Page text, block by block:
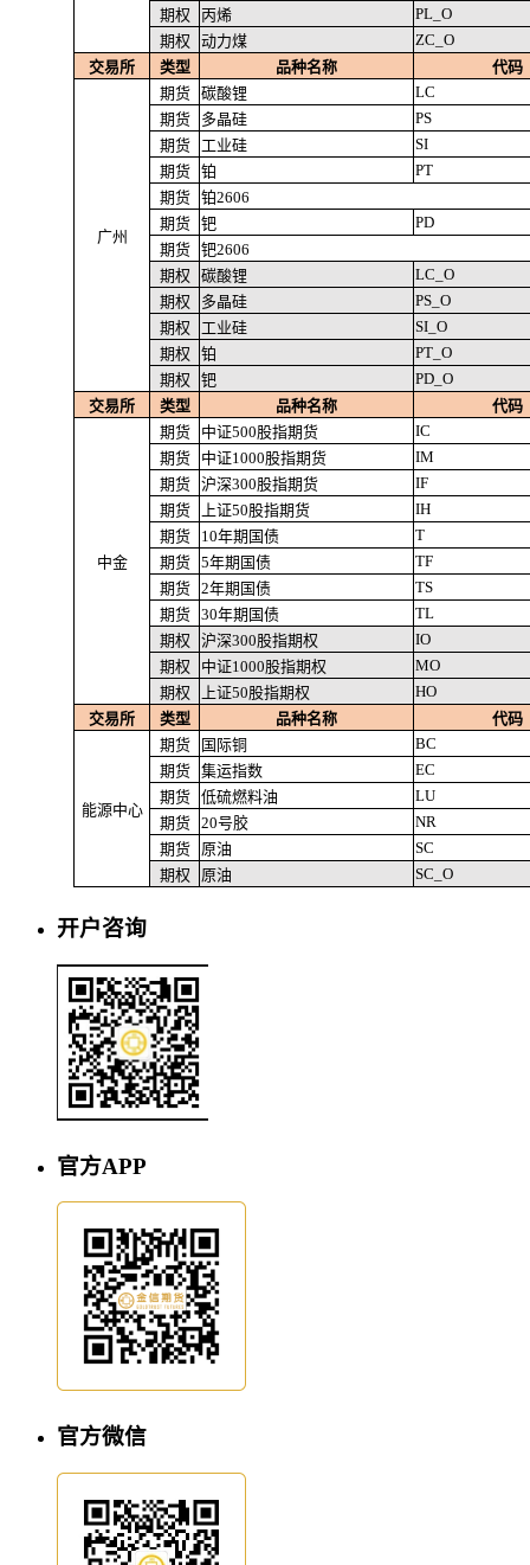
期权
丙烯
PL_O
期权
动力煤
ZC_O
交易所
类型 品种名称 代码
广州
期货 碳酸锂
LC
期货
多晶硅
PS
期货
工业硅
SI
期货
铂
PT
期货
铂2606
期货
钯
PD
期货
钯2606
期权
碳酸锂
LC_O
期权
多晶硅
PS_O
期权
工业硅
SI_O
期权
铂
PT_O
期权
钯
PD_O
交易所
类型 品种名称 代码
中金
期货 中证500股指期货
IC
期货
中证1000股指期货
IM
期货
沪深300股指期货
IF
期货
上证50股指期货
IH
期货
10年期国债
T
期货
5年期国债
TF
期货
2年期国债
TS
期货
30年期国债
TL
期权
沪深300股指期权
IO
期权
中证1000股指期权
MO
期权
上证50股指期权
HO
交易所
类型 品种名称 代码
能源中心
期货 国际铜
BC
期货
集运指数
EC
期货
低硫燃料油
LU
期货
20号胶
NR
期货
原油
SC
期权
原油 SC_O
开户咨询
官方APP
官方微信